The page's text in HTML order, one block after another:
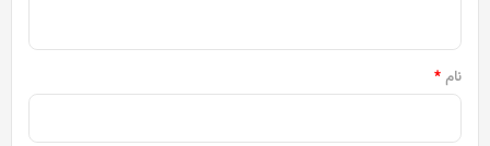
نام *